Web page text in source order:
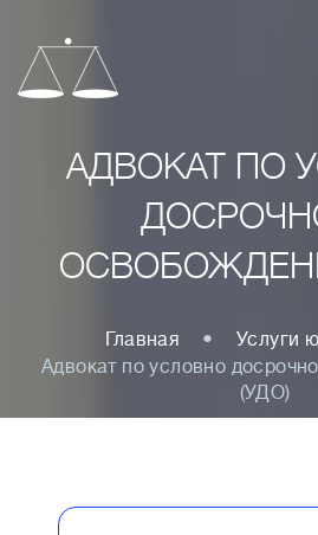
АДВОКАТ ПО
Главная
Услуги
Адвокат по условно
(УДО)